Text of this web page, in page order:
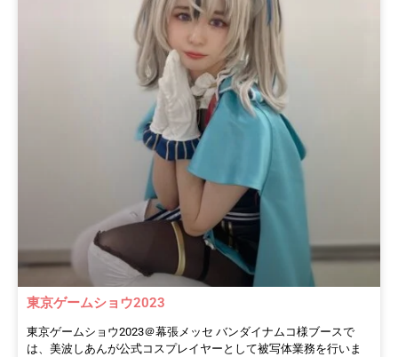
東京ゲームショウ2023
東京ゲームショウ2023＠幕張メッセ バンダイナムコ様ブースで
は、美波しあんが公式コスプレイヤーとして被写体業務を行いま